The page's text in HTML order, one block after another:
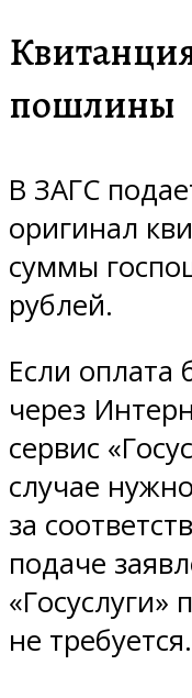
пошлины
В ЗАГС
оригинал
суммы
рублей.
Если оплата
через
сервис
случае
за
подаче
«Госуслуги»
не требуется.